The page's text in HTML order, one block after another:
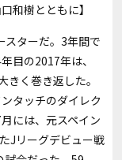
和樹とともに】
スターだ。3年間で
目の2017年は、
く巻き返した。
タッチのダイレク
には、元スペイン
Jリーグデビュー戦